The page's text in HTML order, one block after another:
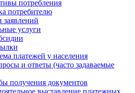
потребления
потребителю
заявлений
услуги
платежей у населения
и ответы (часто задаваемые
получения документов